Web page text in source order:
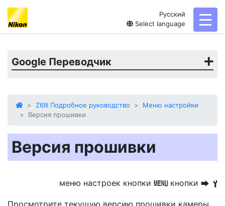
Русский
Select language
Google Переводчик
Z6III Подробное руководство
Меню настройки
Версия прошивки
Версия прошивки
меню настроек кнопки G кнопки U B
Просмотрите текущую версию прошивки камеры.